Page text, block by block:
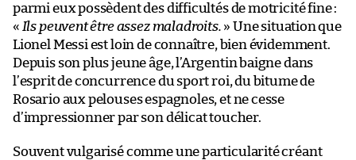
parmi eux possèdent des difficultés de motricité fine :
« Ils peuvent être assez maladroits. » Une situation que
Lionel Messi est loin de connaître, bien évidemment.
Depuis son plus jeune âge, l’Argentin baigne dans
l’esprit de concurrence du sport roi, du bitume de
Rosario aux pelouses espagnoles, et ne cesse
d’impressionner par son délicat toucher.
Souvent vulgarisé comme une particularité créant